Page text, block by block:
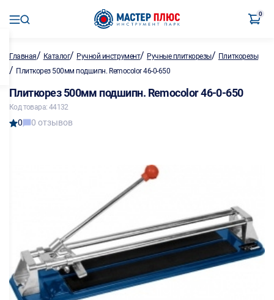
0
Главная/ Каталог/ Ручной инструмент/ Ручные плиткорезы/ Плиткорезы
/ Плиткорез 500мм подшипн. Remocolor 46-0-650
Плиткорез 500мм подшипн. Remocolor 46-0-650
Код товара: 44132
0 0 отзывов